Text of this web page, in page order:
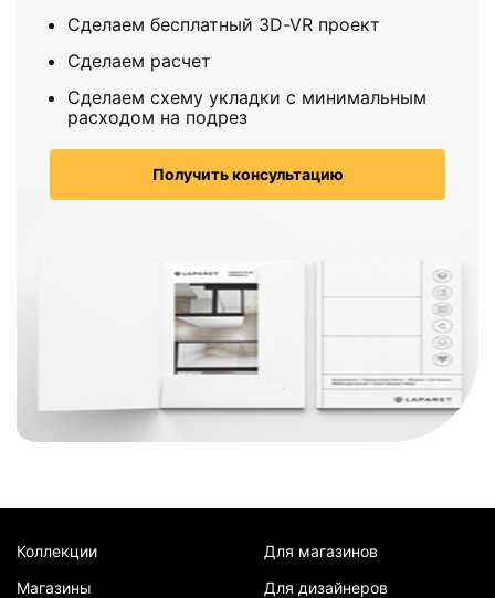
Сделаем бесплатный 3D-VR проект
Сделаем расчет
Сделаем схему укладки с минимальным
расходом на подрез
Получить консультацию
Коллекции
Магазины
Для магазинов
Для дизайнеров